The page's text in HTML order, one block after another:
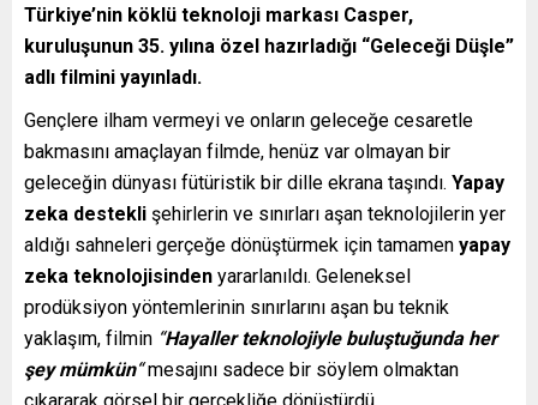
Türkiye’nin köklü teknoloji markası Casper,
kuruluşunun 35. yılına özel hazırladığı “Geleceği Düşle”
adlı filmini yayınladı.
Gençlere ilham vermeyi ve onların geleceğe cesaretle
bakmasını amaçlayan filmde, henüz var olmayan bir
geleceğin dünyası fütüristik bir dille ekrana taşındı. Yapay
zeka destekli şehirlerin ve sınırları aşan teknolojilerin yer
aldığı sahneleri gerçeğe dönüştürmek için tamamen yapay
zeka teknolojisinden yararlanıldı. Geleneksel
prodüksiyon yöntemlerinin sınırlarını aşan bu teknik
yaklaşım, filmin “Hayaller teknolojiyle buluştuğunda her
şey mümkün“mesajını sadece bir söylem olmaktan
çıkararak görsel bir gerçekliğe dönüştürdü.